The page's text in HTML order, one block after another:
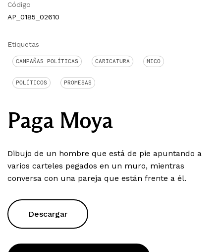
Código
AP_0185_02610
Etiquetas
CAMPAÑAS POLÍTICAS CARICATURA MICO
POLÍTICOS PROMESAS
Paga Moya
Dibujo de un hombre que está de pie apuntando a
varios carteles pegados en un muro, mientras
conversa con una pareja que están frente a él.
Descargar